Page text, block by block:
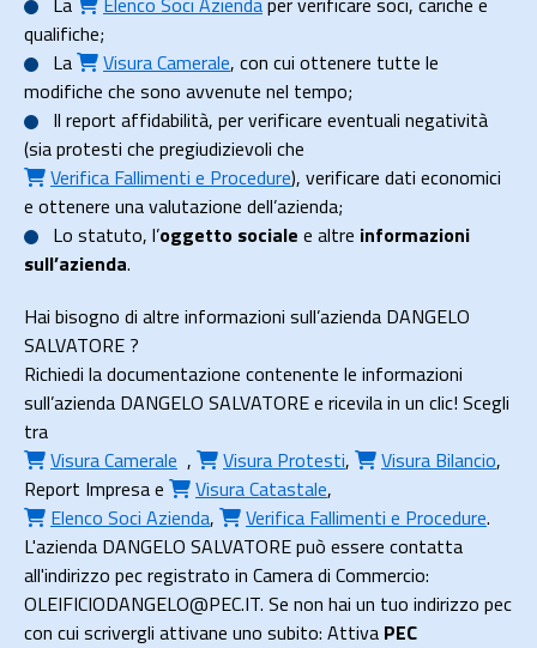
qualifiche;
La
Visura Camerale, con cui ottenere tutte le
modifiche che sono avvenute nel tempo;
Il report affidabilità, per verificare eventuali negatività
(sia protesti che pregiudizievoli che
Verifica Fallimenti e Procedure), verificare dati economici
e ottenere una valutazione dell’azienda;
Lo statuto, l’oggetto sociale e altre informazioni
sull’azienda.
Hai bisogno di altre informazioni sull’azienda DANGELO
SALVATORE ?
Richiedi la documentazione contenente le informazioni
sull’azienda DANGELO SALVATORE e ricevila in un clic! Scegli
tra
Visura Camerale , Visura Protesti, Visura Bilancio,
Report Impresae Visura Catastale,
Elenco Soci Azienda, Verifica Fallimenti e Procedure.
L'azienda DANGELO SALVATORE può essere contatta
all'indirizzo pec registrato in Camera di Commercio:
OLEIFICIODANGELO@PEC.IT. Se non hai un tuo indirizzo pec
con cui scrivergli attivane uno subito: Attiva PEC